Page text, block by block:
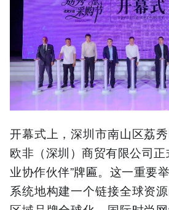
开幕式上，深圳市南山区荔
欧非（深圳）商贸有限公司
业协作伙伴”牌匾。这一重要
系统地构建一个链接全球资